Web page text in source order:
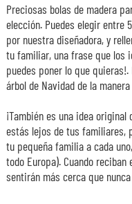
Preciosas bolas de madera
elección. Puedes elegir entre
por nuestra diseñadora, y
tu familiar, una frase que los
puedes poner lo que
árbol de Navidad de la
¡También es una idea
estás lejos de tus familiares,
tu pequeña familia a cada
todo Europa). Cuando
sentirán más cerca que